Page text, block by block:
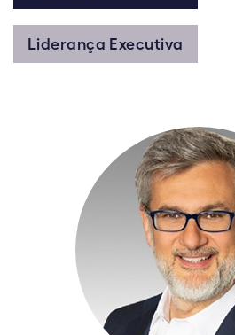
Liderança Executiva